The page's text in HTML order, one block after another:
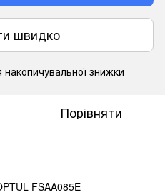
швидко
знижки
Порівняти
FSAA085E